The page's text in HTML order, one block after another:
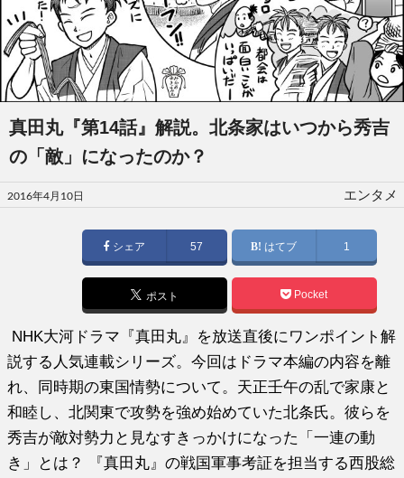
真田丸『第14話』解説。北条家はいつから秀吉
の「敵」になったのか？
投
稿
2016年4月10日 エンタメ
シェア 57 はてブ 1
ポスト Pocket
NHK大河ドラマ『真田丸』を放送直後にワンポイント解
説する人気連載シリーズ。今回はドラマ本編の内容を離
れ、同時期の東国情勢について。天正壬午の乱で家康と
和睦し、北関東で攻勢を強め始めていた北条氏。彼らを
秀吉が敵対勢力と見なすきっかけになった「一連の動
き」とは？ 『真田丸』の戦国軍事考証を担当する西股総